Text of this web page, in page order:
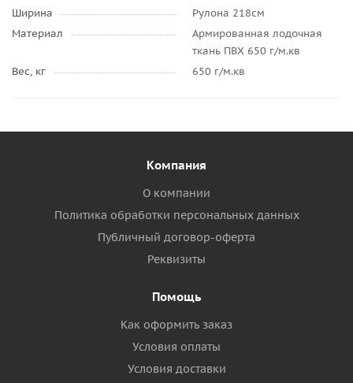
Ширина
Рулона 218см
Материал
Армированная лодочная
ткань ПВХ 650 г/м.кв
Вес, кг
650 г/м.кв
Компания
О компании
Политика обработки персональных данных
Публичный договор-оферта
Реквизиты
Помощь
Как оформить заказ
Условия оплаты
Условия доставки